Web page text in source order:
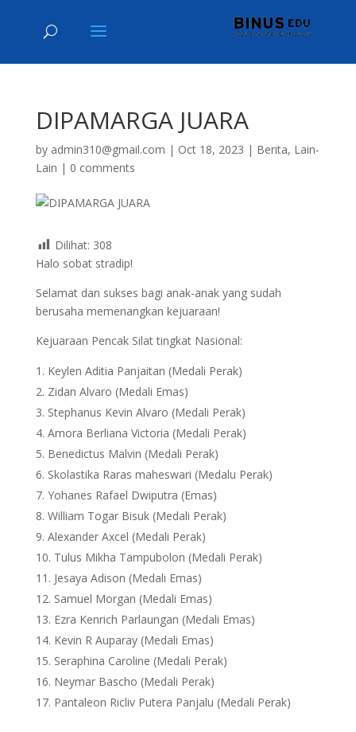
DIPAMARGA JUARA
by admin310@gmail.com | Oct 18, 2023 | Berita, Lain-
Lain | 0 comments
Dilihat: 308
Halo sobat stradip!
Selamat dan sukses bagi anak-anak yang sudah
berusaha memenangkan kejuaraan!
Kejuaraan Pencak Silat tingkat Nasional:
Keylen Aditia Panjaitan (Medali Perak)
Zidan Alvaro (Medali Emas)
Stephanus Kevin Alvaro (Medali Perak)
Amora Berliana Victoria (Medali Perak)
Benedictus Malvin (Medali Perak)
Skolastika Raras maheswari (Medalu Perak)
Yohanes Rafael Dwiputra (Emas)
William Togar Bisuk (Medali Perak)
Alexander Axcel (Medali Perak)
Tulus Mikha Tampubolon (Medali Perak)
Jesaya Adison (Medali Emas)
Samuel Morgan (Medali Emas)
Ezra Kenrich Parlaungan (Medali Emas)
Kevin R Auparay (Medali Emas)
Seraphina Caroline (Medali Perak)
Neymar Bascho (Medali Perak)
Pantaleon Ricliv Putera Panjalu (Medali Perak)